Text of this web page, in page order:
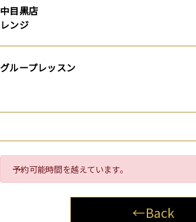
中目黒店
レンジ
グループレッスン
予約可能時間を越えています。
←Back